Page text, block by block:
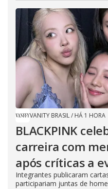
VANITY BRASIL/ HÁ 1 HORA
BLACKPINK
carreira com
após críticas a
Integrantes publicaram
participariam juntas de